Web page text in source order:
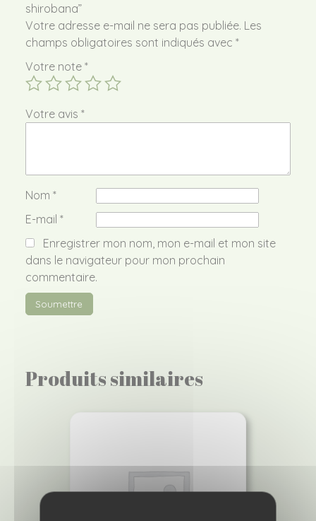
shirobana”
Votre adresse e-mail ne sera pas publiée. Les
champs obligatoires sont indiqués avec *
Votre note *
Votre avis *
Nom *
E-mail *
Enregistrer mon nom, mon e-mail et mon site
dans le navigateur pour mon prochain
commentaire.
Produits similaires